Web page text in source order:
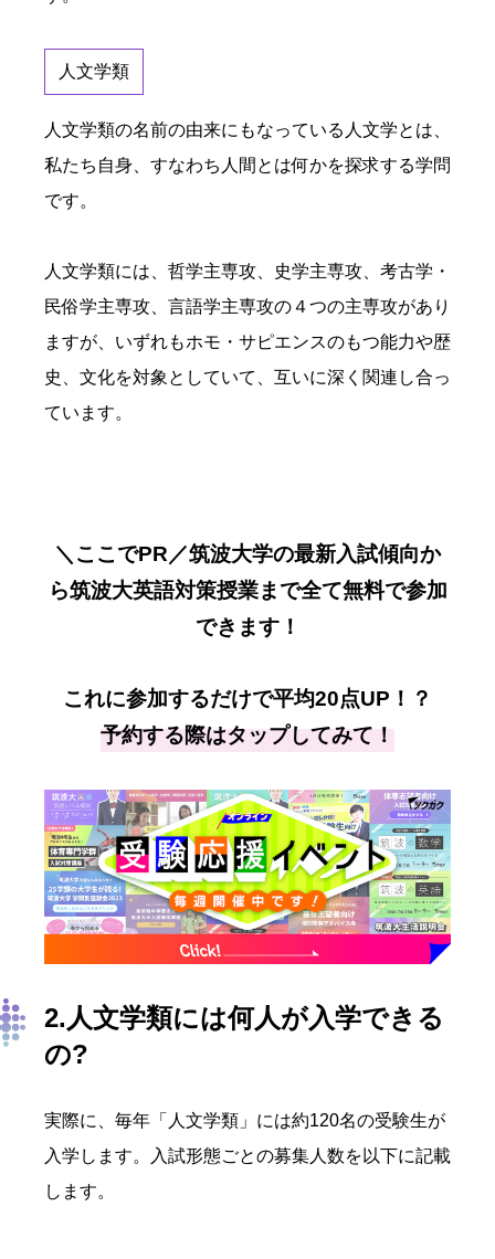
人文学類
人文学類の名前の由来にもなっている人文学とは、
私たち自身、すなわち人間とは何かを探求する学問
です。
人文学類には、哲学主専攻、史学主専攻、考古学・
民俗学主専攻、言語学主専攻の４つの主専攻があり
ますが、いずれもホモ・サピエンスのもつ能力や歴
史、文化を対象としていて、互いに深く関連し合っ
ています。
＼ここでPR／筑波大学の最新入試傾向か
ら筑波大英語対策授業まで全て無料で参加
できます！
これに参加するだけで平均20点UP！？
予約する際はタップしてみて！
2.人文学類には何人が入学できる
の?
実際に、毎年「人文学類」には約120名の受験生が
入学します。入試形態ごとの募集人数を以下に記載
します。